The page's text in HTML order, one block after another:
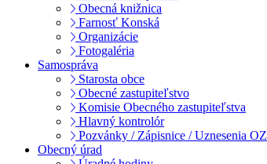
Obecná knižnica
Farnosť Konská
Organizácie
Fotogaléria
Samospráva
Starosta obce
Obecné zastupiteľstvo
Komisie Obecného zastupiteľstva
Hlavný kontrolór
Pozvánky / Zápisnice / Uznesenia OZ
Obecný úrad